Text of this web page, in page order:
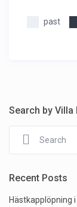
past
Search by Villa
Recent Posts
Hästkapplöpning